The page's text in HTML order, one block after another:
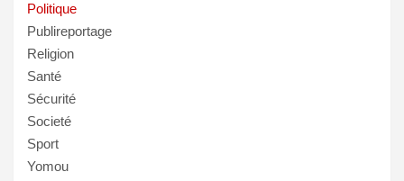
Politique
Publireportage
Religion
Santé
Sécurité
Societé
Sport
Yomou